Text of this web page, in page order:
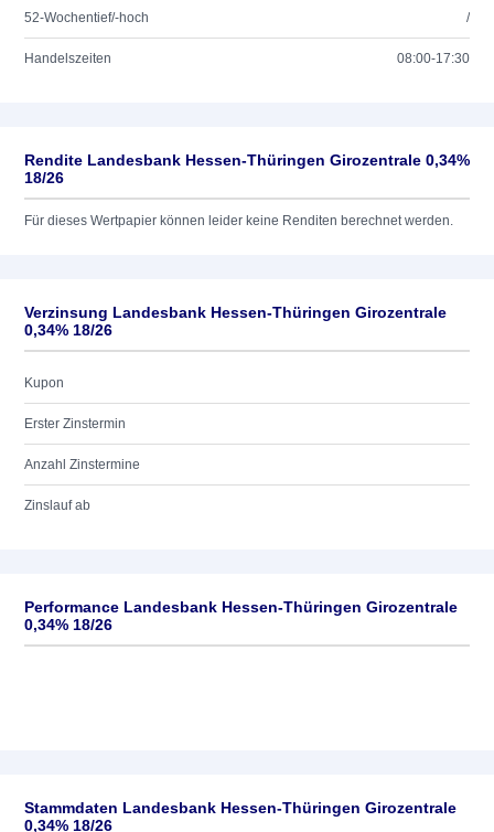
52-Wochentief/-hoch /
Handelszeiten 08:00-17:30
Rendite Landesbank Hessen-Thüringen Girozentrale 0,34%
18/26
Für dieses Wertpapier können leider keine Renditen berechnet werden.
Verzinsung Landesbank Hessen-Thüringen Girozentrale
0,34% 18/26
Kupon
Erster Zinstermin
Anzahl Zinstermine
Zinslauf ab
Performance Landesbank Hessen-Thüringen Girozentrale
0,34% 18/26
Stammdaten Landesbank Hessen-Thüringen Girozentrale
0,34% 18/26